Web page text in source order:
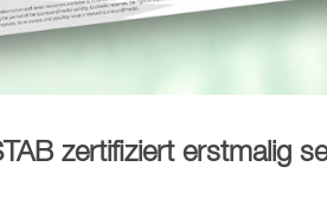
zertifiziert erstmalig